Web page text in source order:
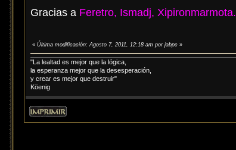
Gracias a Feretro, Ismadj, Xipironmarmota.
« Última modificación: Agosto 7, 2011, 12:18 am por jabpc »
"La lealtad es mejor que la lógica,
la esperanza mejor que la desesperación,
y crear es mejor que destruir"
Köenig